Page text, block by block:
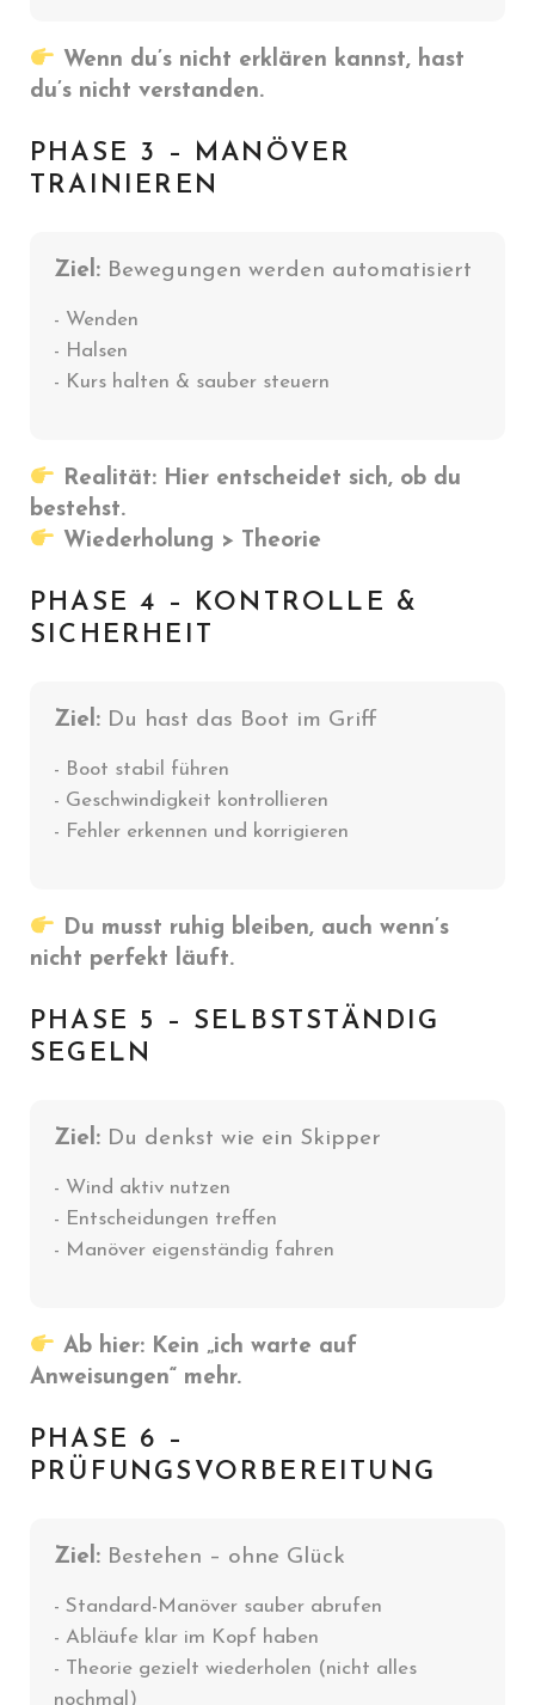
Wenn du’s nicht erklären kannst, hast
du’s nicht verstanden.
PHASE 3 – MANÖVER
TRAINIEREN
Ziel: Bewegungen werden automatisiert
- Wenden
- Halsen
- Kurs halten & sauber steuern
Realität: Hier entscheidet sich, ob du
bestehst.
Wiederholung > Theorie
PHASE 4 – KONTROLLE &
SICHERHEIT
Ziel: Du hast das Boot im Griff
- Boot stabil führen
- Geschwindigkeit kontrollieren
- Fehler erkennen und korrigieren
Du musst ruhig bleiben, auch wenn’s
nicht perfekt läuft.
PHASE 5 – SELBSTSTÄNDIG
SEGELN
Ziel: Du denkst wie ein Skipper
- Wind aktiv nutzen
- Entscheidungen treffen
- Manöver eigenständig fahren
Ab hier: Kein „ich warte auf
Anweisungen“ mehr.
PHASE 6 –
PRÜFUNGSVORBEREITUNG
Ziel: Bestehen – ohne Glück
- Standard-Manöver sauber abrufen
- Abläufe klar im Kopf haben
- Theorie gezielt wiederholen (nicht alles
nochmal)